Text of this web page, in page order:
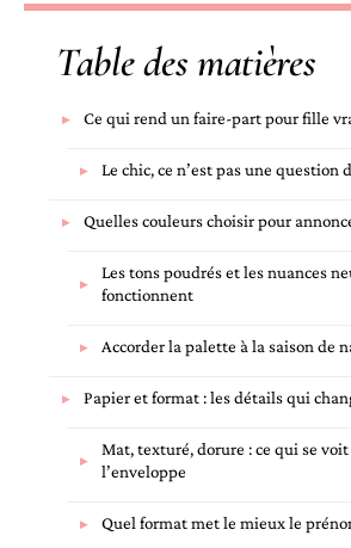
Table des matières
Ce qui rend un faire-part pour fille
Le chic, ce n’est pas une question
Quelles couleurs choisir pour
Les tons poudrés et les nuances
fonctionnent
Accorder la palette à la saison de
Papier et format : les détails qui
Mat, texturé, dorure : ce qui se
l’enveloppe
Quel format met le mieux le